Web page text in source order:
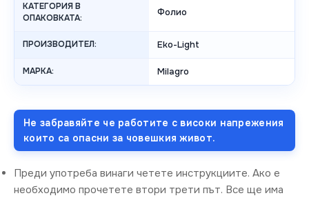
КАТЕГОРИЯ В
ОПАКОВКАТА:
Фолио
ПРОИЗВОДИТЕЛ: Eko-Light
МАРКА: Milagro
Не забравяйте че работите с високи напрежения
които са опасни за човешкия живот.
Преди употреба винаги четете инструкциите. Ако е
необходимо прочетете втори трети път. Все ще има